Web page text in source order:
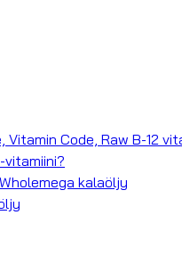
Vitamin Code, Raw B-12
vitamiini?
kalaöljy